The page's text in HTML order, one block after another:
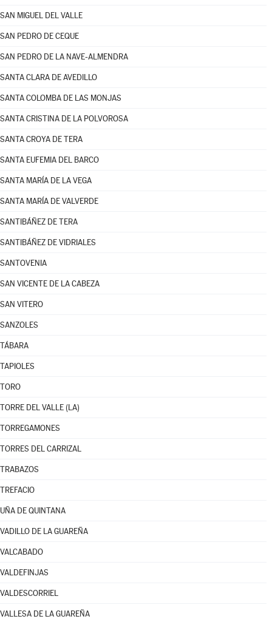
SAN MIGUEL DEL VALLE
SAN PEDRO DE CEQUE
SAN PEDRO DE LA NAVE-ALMENDRA
SANTA CLARA DE AVEDILLO
SANTA COLOMBA DE LAS MONJAS
SANTA CRISTINA DE LA POLVOROSA
SANTA CROYA DE TERA
SANTA EUFEMIA DEL BARCO
SANTA MARÍA DE LA VEGA
SANTA MARÍA DE VALVERDE
SANTIBÁÑEZ DE TERA
SANTIBÁÑEZ DE VIDRIALES
SANTOVENIA
SAN VICENTE DE LA CABEZA
SAN VITERO
SANZOLES
TÁBARA
TAPIOLES
TORO
TORRE DEL VALLE (LA)
TORREGAMONES
TORRES DEL CARRIZAL
TRABAZOS
TREFACIO
UÑA DE QUINTANA
VADILLO DE LA GUAREÑA
VALCABADO
VALDEFINJAS
VALDESCORRIEL
VALLESA DE LA GUAREÑA